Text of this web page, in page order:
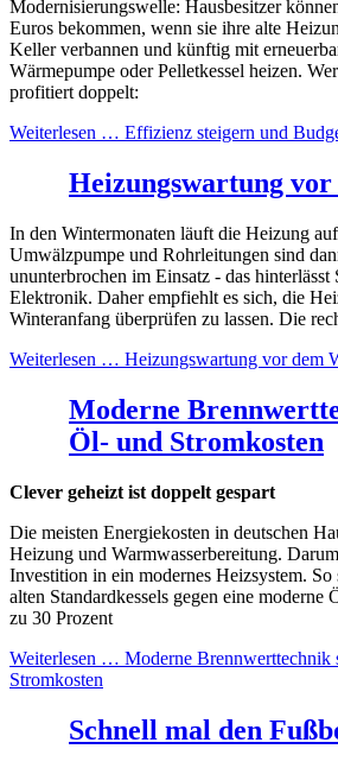
Modernisierungswelle: Hausbesitzer
Euros bekommen, wenn sie ihre alte
Keller verbannen und künftig mit
Wärmepumpe oder Pelletkessel heizen.
profitiert doppelt:
Weiterlesen … Effizienz steigern und
Heizungswartung
In den Wintermonaten läuft die Heizung
Umwälzpumpe und Rohrleitungen sind
ununterbrochen im Einsatz - das hinterlässt
Elektronik. Daher empfiehlt es sich, die
Winteranfang überprüfen zu lassen. Die
Weiterlesen … Heizungswartung vor dem
Moderne
Öl- und Stromkosten
Clever geheizt ist doppelt gespart
Die meisten Energiekosten in deutschen
Heizung und Warmwasserbereitung.
Investition in ein modernes Heizsystem. So
alten Standardkessels gegen eine
zu 30 Prozent
Weiterlesen … Moderne Brennwerttechnik
Stromkosten
Schnell mal den